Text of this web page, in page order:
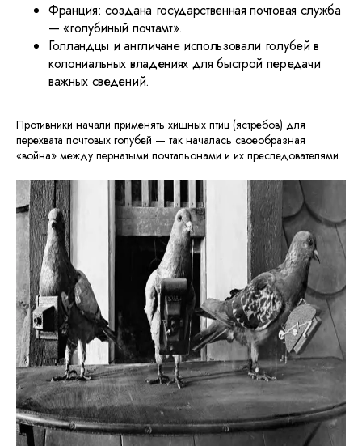
Франция: создана государственная почтовая служба
— «голубиный почтамт».
Голландцы и англичане использовали голубей в
колониальных владениях для быстрой передачи
важных сведений.
Противники начали применять хищных птиц (ястребов) для
перехвата почтовых голубей — так началась своеобразная
«война» между пернатыми почтальонами и их преследователями.